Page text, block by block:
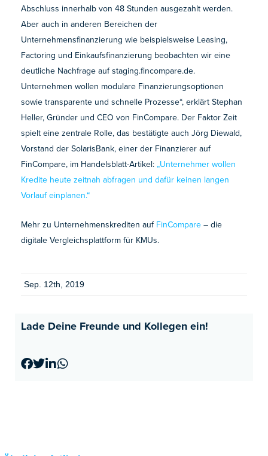
Abschluss innerhalb von 48 Stunden ausgezahlt werden.
Aber auch in anderen Bereichen der
Unternehmensfinanzierung wie beispielsweise Leasing,
Factoring und Einkaufsfinanzierung beobachten wir eine
deutliche Nachfrage auf staging.fincompare.de.
Unternehmen wollen modulare Finanzierungsoptionen
sowie transparente und schnelle Prozesse“, erklärt Stephan
Heller, Gründer und CEO von FinCompare. Der Faktor Zeit
spielt eine zentrale Rolle, das bestätigte auch Jörg Diewald,
Vorstand der SolarisBank, einer der Finanzierer auf
FinCompare, im Handelsblatt-Artikel: „Unternehmer wollen
Kredite heute zeitnah abfragen und dafür keinen langen
Vorlauf einplanen.“
Mehr zu Unternehmenskrediten auf FinCompare – die
digitale Vergleichsplattform für KMUs.
Sep. 12th, 2019
Lade Deine Freunde und Kollegen ein!